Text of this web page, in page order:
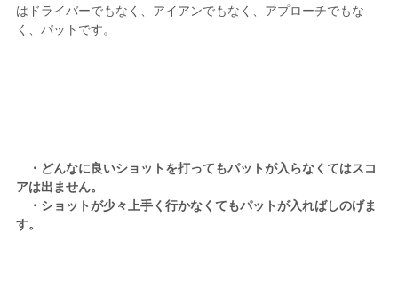
はドライバーでもなく、アイアンでもなく、アプローチでもな
く、パットです。
・どんなに良いショットを打ってもパットが入らなくてはスコ
アは出ません。
・ショットが少々上手く行かなくてもパットが入ればしのげま
す。